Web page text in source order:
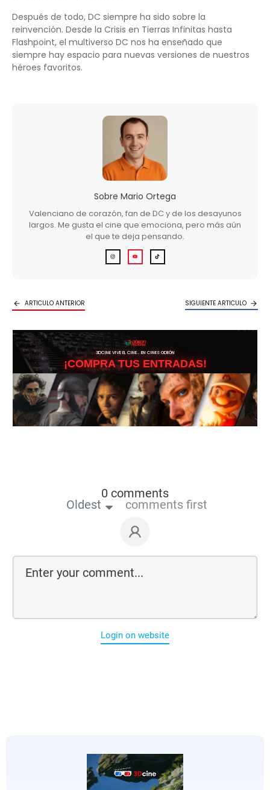
Después de todo, DC siempre ha sido sobre la
reinvención. Desde la Crisis en Tierras Infinitas hasta
Flashpoint, el multiverso DC nos ha enseñado que
siempre hay espacio para nuevas versiones de nuestros
héroes favoritos.
Sobre Mario Ortega
Valenciano de corazón, fan de DC y de los desayunos
largos. Me gusta el cine que emociona, pero más aún
el que te deja pensando.
ARTICULO ANTERIOR SIGUIENTE ARTICULO
3DCINE VIVE EL CINE… EN CINES ODEÓN
¡COMPRA TUS ENTRADAS!
0 comments
Oldest comments first
Login on website